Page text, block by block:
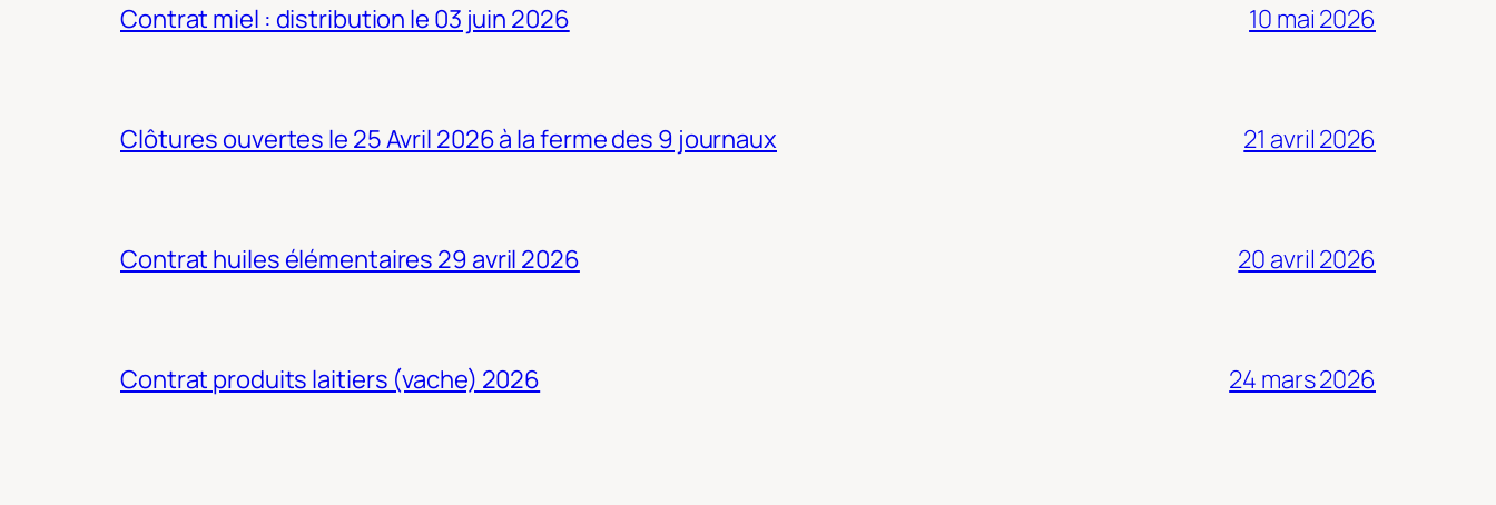
Contrat miel : distribution le 03 juin 2026 10 mai 2026
Clôtures ouvertes le 25 Avril 2026 à la ferme des 9 journaux 21 avril 2026
Contrat huiles élémentaires 29 avril 2026 20 avril 2026
Contrat produits laitiers (vache) 2026 24 mars 2026